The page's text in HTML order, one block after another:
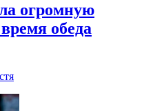
огромную
обеда